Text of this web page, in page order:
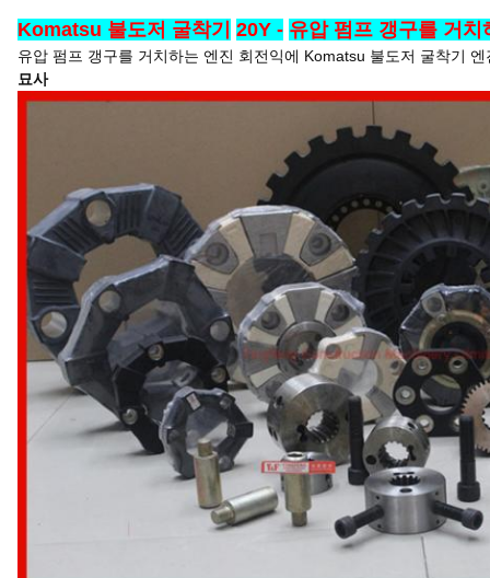
Komatsu 불도저 굴착기 20Y - 유압 펌프 갱구를 거
유압 펌프 갱구를 거치하는 엔진 회전익에 Komatsu 불도저 굴착기
묘사